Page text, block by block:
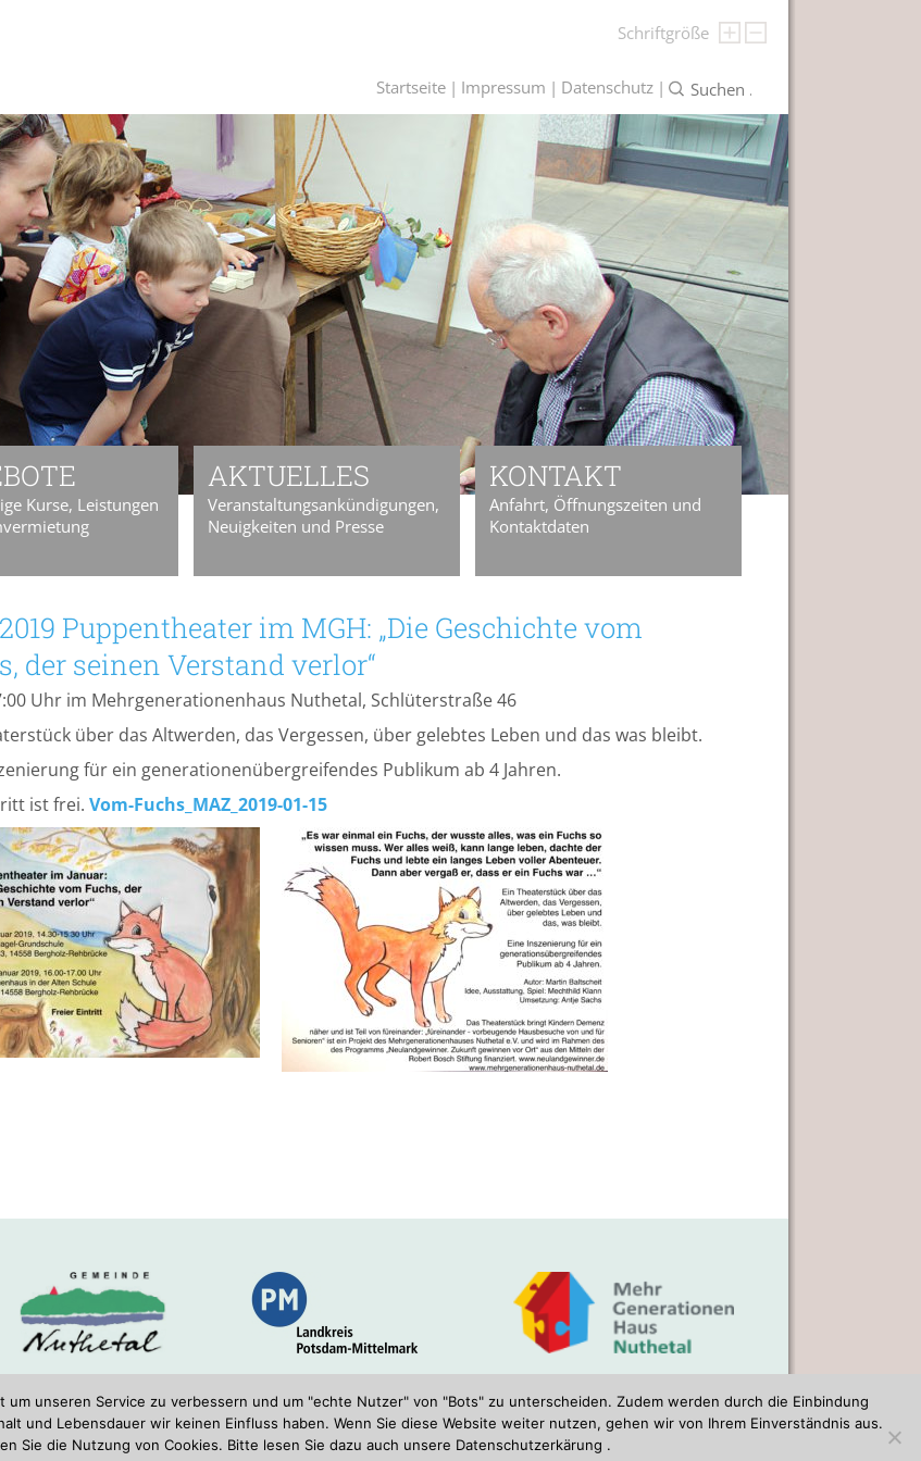
Startseite Impressum Datenschutz
Schriftgröße
Kurse, Leistungen
AKTUELLES
Veranstaltungsankündigungen,
Neuigkeiten und Presse
KONTAKT
Anfahrt, Öffnungszeiten und
Kontaktdaten
Puppentheater im MGH: „Die Geschichte vom
der seinen Verstand verlor“
Uhr im Mehrgenerationenhaus Nuthetal, Schlüterstraße 46
über das Altwerden, das Vergessen, über gelebtes Leben und das was bleibt.
für ein generationenübergreifendes Publikum ab 4 Jahren.
ist frei. Vom-Fuchs_MAZ_2019-01-15
e.V. | Schlüterstaße 46 | 14558 Nuthetal OT Bergholz-Rehbrücke
033200/55642 | info@mehrgenerationenhaus-nuthetal.de
unseren Service zu verbessern und um "echte Nutzer" von "Bots" zu unterscheiden. Zudem werden durch die Einbindung
und Lebensdauer wir keinen Einfluss haben. Wenn Sie diese Website weiter nutzen, gehen wir von Ihrem Einverständnis aus.
Sie die Nutzung von Cookies. Bitte lesen Sie dazu auch unsere Datenschutzerkärung .